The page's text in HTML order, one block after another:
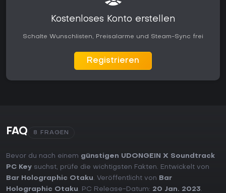
Kostenloses Konto erstellen
Schalte Wunschlisten, Preisalarme und Steam-Sync frei
Registrieren
FAQ 8 FRAGEN
Bevor du nach einem günstigen UDONGEIN X Soundtrack
PC Key suchst, prüfe die wichtigsten Fakten. Entwickelt von
Bar Holographic Otaku. Veröffentlicht von
Bar
Holographic Otaku. PC Release-Datum: 20 Jan. 2023.